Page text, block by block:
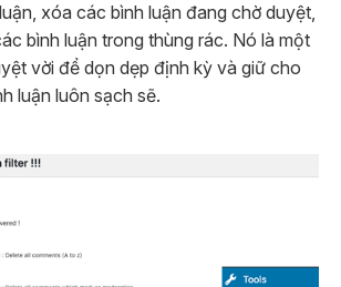
xóa các bình luận đang chờ duyệt,
bình luận trong thùng rác. Nó là một
vời để dọn dẹp định kỳ và giữ cho
luận luôn sạch sẽ.